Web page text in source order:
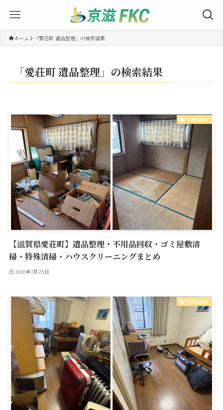
ホーム 「愛荘町 遺品整理」の検索結果
「愛荘町 遺品整理」の検索結果
不用品回収
【滋賀県愛荘町】遺品整理・不用品回収・ゴミ屋敷清
掃・特殊清掃・ハウスクリーニングまとめ
2026年7月25日
不用品回収